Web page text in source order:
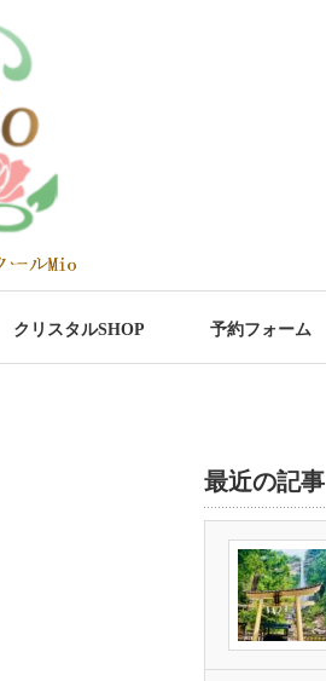
クリスタルSHOP 予約フォーム
最近の記事